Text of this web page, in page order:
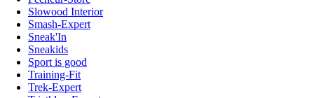
Slowood Interior
Smash-Expert
Sneak'In
Sneakids
Sport is good
Training-Fit
Trek-Expert